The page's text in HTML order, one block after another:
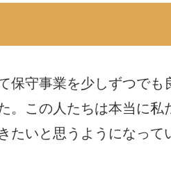
保守事業を少しずつで
。この人たちは本当に私
いと思うようになって